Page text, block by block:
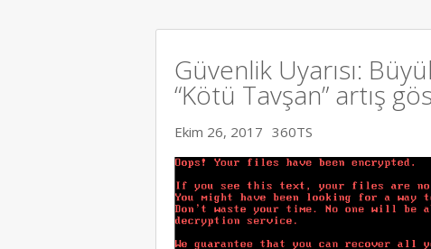
Güvenlik Uyarısı:
“Kötü Tavşan” artış
Ekim 26, 2017 360TS